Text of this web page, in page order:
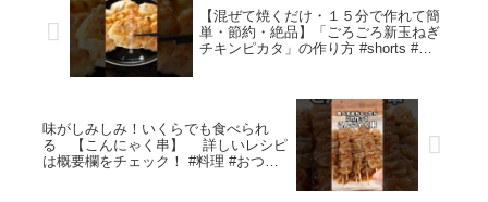
【混ぜて焼くだけ・１５分で作れて簡
単・節約・絶品】「ごろごろ新玉ねぎ
チキンピカタ」の作り方 #shorts #簡
味がしみしみ！いくらでも食べられ
る 【こんにゃく串】 詳しいレシピ
は概要欄をチェック！ #料理 #おつま